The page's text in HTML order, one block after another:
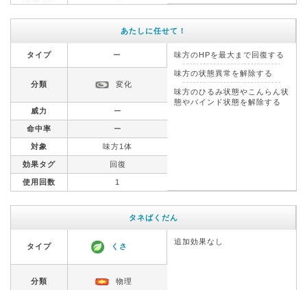
あたしに任せて！
タイプ ー 味方のHPを最大まで回復する
味方の状態異常を解除する
味方のひるみ状態やこんらん状
態やバインド状態を解除する
分類 変化
威力 ー
命中率 ー
対象 味方1体
効果タグ 回復
使用回数 1
タネばくだん
タイプ くさ
追加効果なし
分類 物理